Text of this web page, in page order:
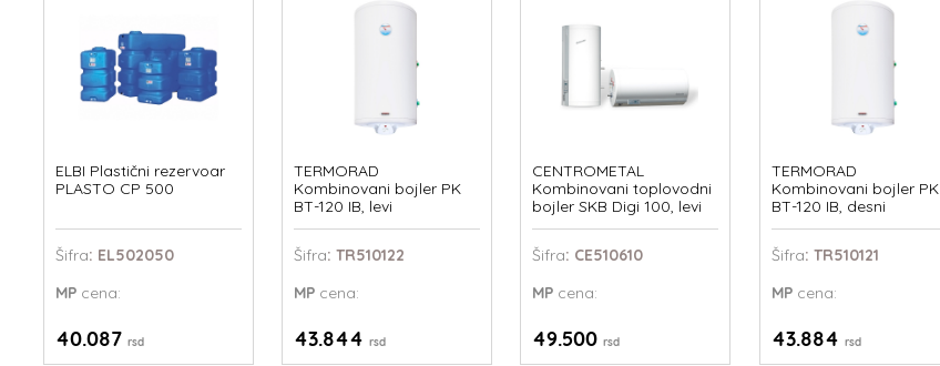
ELBI Plastični rezervoar
PLASTO CP 500
Šifra: EL502050
MP cena:
40.087 rsd
TERMORAD
Kombinovani bojler PK
BT-120 IB, levi
Šifra: TR510122
MP cena:
43.844rsd
CENTROMETAL
Kombinovani toplovodni
bojler SKB Digi 100, levi
Šifra: CE510610
MP cena:
49.500rsd
TERMORAD
Kombinovani bojler PK
BT-120 IB, desni
Šifra: TR510121
MPcena:
43.884 rsd